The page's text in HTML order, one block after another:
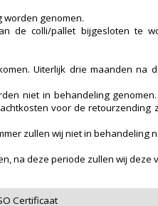
worden genomen.
de colli/pallet bijgesloten te
Uiterlijk drie maanden na
niet in behandeling
voor de retourzending
zullen wij niet in behandeling
na deze periode zullen wij deze
Certificaat